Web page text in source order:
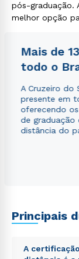
pós-graduação.
melhor opção
Mais de
todo o
A Cruzeiro do
presente em
oferecendo
de graduação
distância do
Principais
A
autorizo
envio de